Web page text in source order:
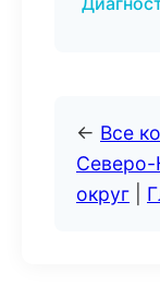
← Все
Северо-
округ